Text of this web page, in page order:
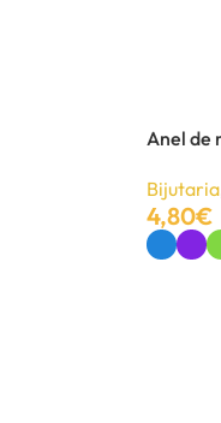
Anel de
Bijutaria
4,80€